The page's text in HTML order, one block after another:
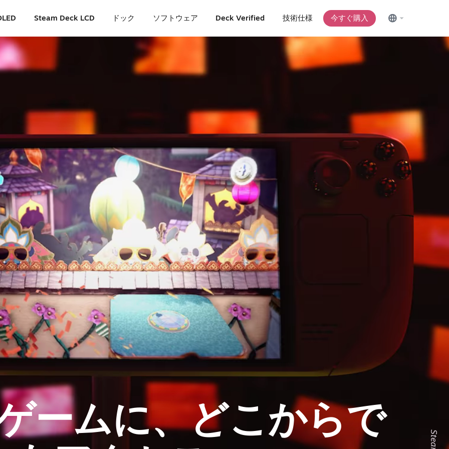
Steam Deck LCD ドック ソフトウェア Deck Verified 技術仕様 今すぐ購入
ームに、どこからで